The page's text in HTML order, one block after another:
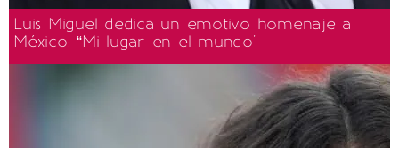
Luis Miguel dedica un emotivo homenaje a
México: “Mi lugar en el mundo"